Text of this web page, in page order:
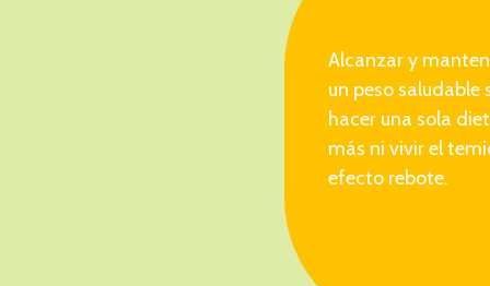
Alcanzar y
un peso saludable
hacer una sola
más ni vivir el
efecto rebote.